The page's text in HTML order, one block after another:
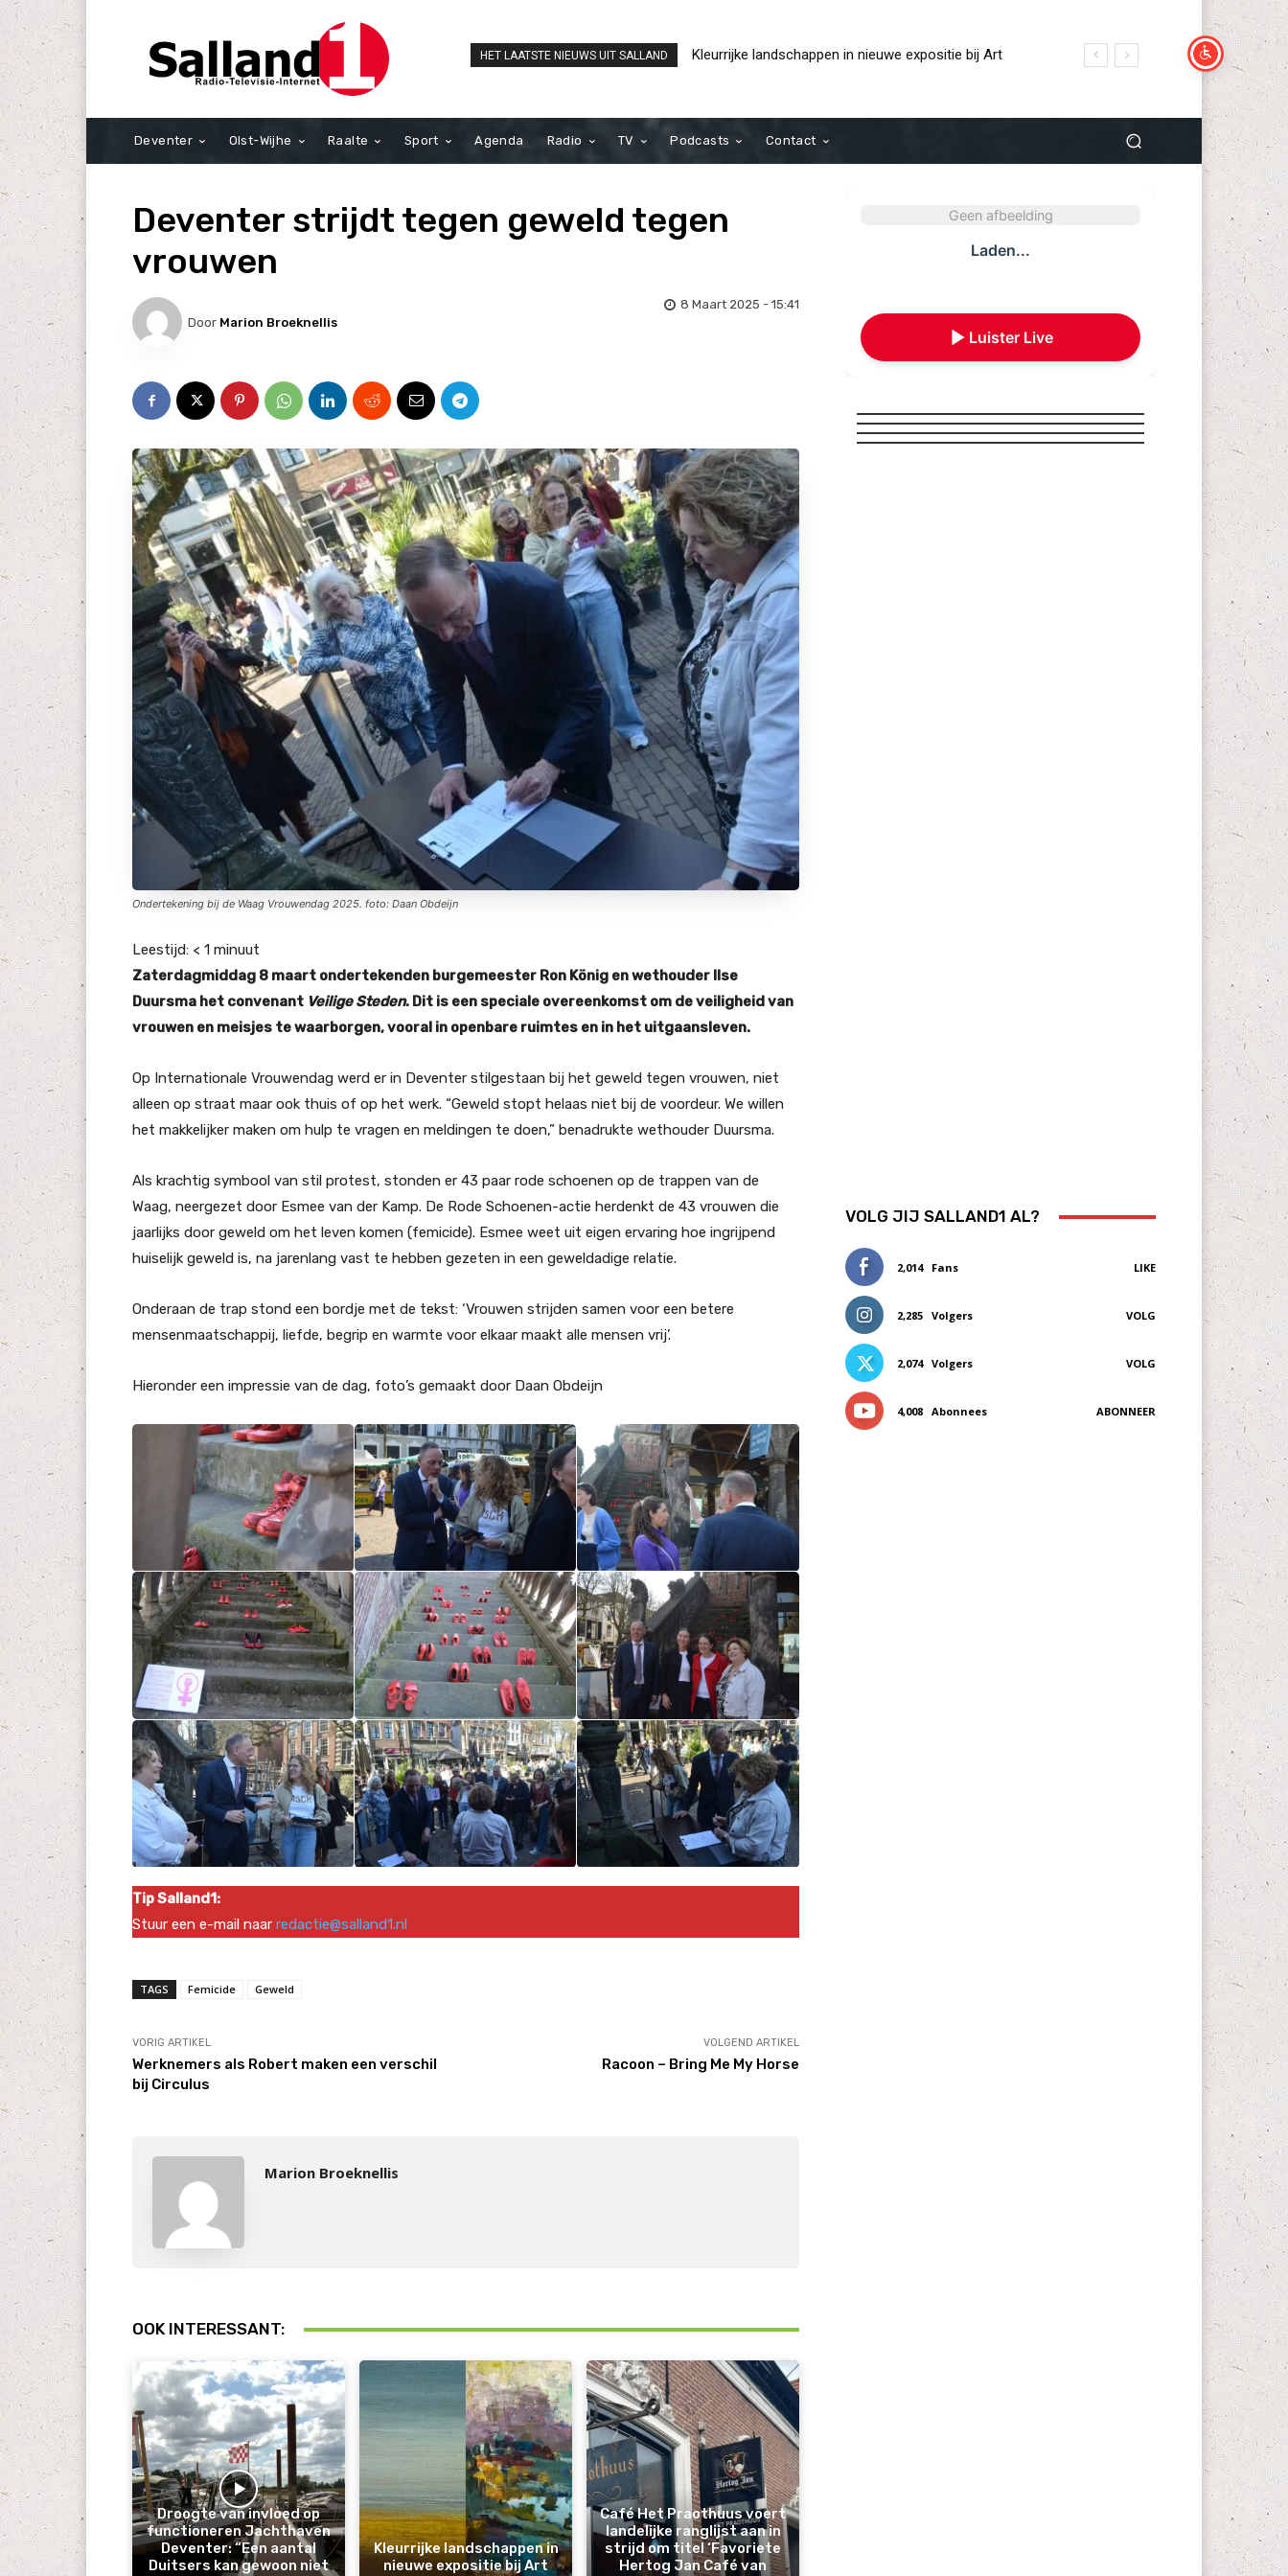
HET LAATSTE NIEUWS UIT SALLAND
Kleurrijke landschappen in nieuwe expositie bij Art
Café Het Praothuus voert landelijke ranglijst aan in
Deventer Olst-Wijhe Raalte Sport Agenda Radio TV Podcasts Contact
Deventer strijdt tegen geweld tegen
vrouwen
Door Marion Broeknellis
8 Maart 2025 - 15:41
Ondertekening bij de Waag Vrouwendag 2025. foto: Daan Obdeijn
Leestijd: < 1 minuut
Zaterdagmiddag 8 maart ondertekenden burgemeester Ron König en wethouder Ilse
Duursma het convenant Veilige Steden. Dit is een speciale overeenkomst om de veiligheid van
vrouwen en meisjes te waarborgen, vooral in openbare ruimtes en in het uitgaansleven.
Op Internationale Vrouwendag werd er in Deventer stilgestaan bij het geweld tegen vrouwen, niet
alleen op straat maar ook thuis of op het werk. “Geweld stopt helaas niet bij de voordeur. We willen
het makkelijker maken om hulp te vragen en meldingen te doen,” benadrukte wethouder Duursma.
Als krachtig symbool van stil protest, stonden er 43 paar rode schoenen op de trappen van de
Waag, neergezet door Esmee van der Kamp. De Rode Schoenen-actie herdenkt de 43 vrouwen die
jaarlijks door geweld om het leven komen (femicide). Esmee weet uit eigen ervaring hoe ingrijpend
huiselijk geweld is, na jarenlang vast te hebben gezeten in een geweldadige relatie.
Onderaan de trap stond een bordje met de tekst: ‘Vrouwen strijden samen voor een betere
mensenmaatschappij, liefde, begrip en warmte voor elkaar maakt alle mensen vrij’.
Hieronder een impressie van de dag, foto’s gemaakt door Daan Obdeijn
Tip Salland1:
Stuur een e-mail naar redactie@salland1.nl
TAGS Femicide Geweld
VORIG ARTIKEL
Werknemers als Robert maken een verschil
bij Circulus
VOLGEND ARTIKEL
Racoon – Bring Me My Horse
Marion Broeknellis
OOK INTERESSANT:
Droogte van invloed op
functioneren Jachthaven
Deventer: “Een aantal
Duitsers kan gewoon niet
Kleurrijke landschappen in
nieuwe expositie bij Art
Café Het Praothuus voert
landelijke ranglijst aan in
strijd om titel ‘Favoriete
Hertog Jan Café van
Geen afbeelding
Laden...
Luister Live
VOLG JIJ SALLAND1 AL?
2,014 Fans LIKE
2,285 Volgers VOLG
2,074 Volgers VOLG
4,008 Abonnees ABONNEER